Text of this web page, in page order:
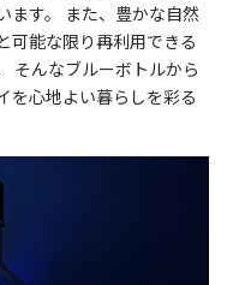
ます。 また、豊かな自然
可能な限り再利用できる
そんなブルーボトルから
を心地よい暮らしを彩る